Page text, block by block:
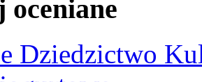
oceniane
Dziedzictwo